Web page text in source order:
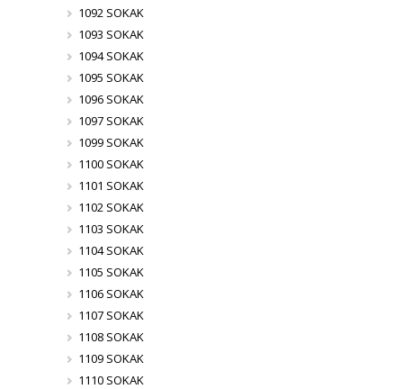
1092 SOKAK
1093 SOKAK
1094 SOKAK
1095 SOKAK
1096 SOKAK
1097 SOKAK
1099 SOKAK
1100 SOKAK
1101 SOKAK
1102 SOKAK
1103 SOKAK
1104 SOKAK
1105 SOKAK
1106 SOKAK
1107 SOKAK
1108 SOKAK
1109 SOKAK
1110 SOKAK